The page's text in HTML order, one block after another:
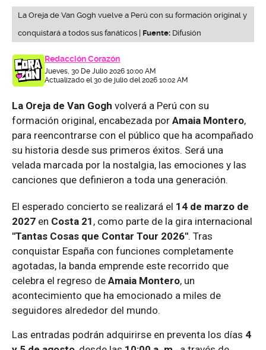
La Oreja de Van Gogh vuelve a Perú con su formación original y
conquistará a todos sus fanáticos | Fuente: Difusión
Redacción Corazón
Jueves, 30 De Julio 2026 10:00 AM
Actualizado el 30 de julio del 2026 10:02 AM
La Oreja de Van Gogh volverá a Perú con su
formación original, encabezada por Amaia Montero,
para reencontrarse con el público que ha acompañado
su historia desde sus primeros éxitos. Será una
velada marcada por la nostalgia, las emociones y las
canciones que definieron a toda una generación.
El esperado concierto se realizará el 14 de marzo de
2027 en Costa 21 , como parte de la gira internacional
"Tantas Cosas que Contar Tour 2026". Tras
conquistar España con funciones completamente
agotadas, la banda emprende este recorrido que
celebra el regreso de Amaia Montero, un
acontecimiento que ha emocionado a miles de
seguidores alrededor del mundo.
Las entradas podrán adquirirse en preventa los días 4